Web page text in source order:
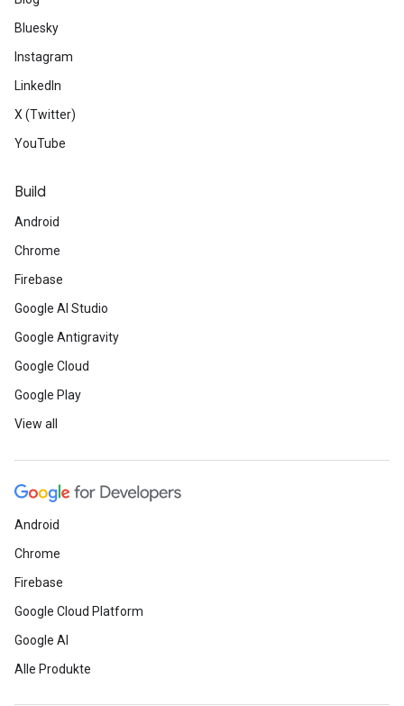
Bluesky
Instagram
LinkedIn
X (Twitter)
YouTube
Build
Android
Chrome
Firebase
Google AI Studio
Google Antigravity
Google Cloud
Google Play
View all
Android
Chrome
Firebase
Google Cloud Platform
Google AI
Alle Produkte